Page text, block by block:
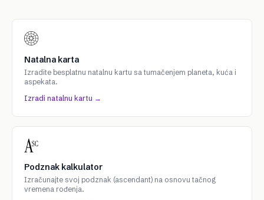
Natalna karta
Izradite besplatnu natalnu kartu sa tumačenjem planeta, kuća i
aspekata.
Izradi natalnu kartu →
Podznak kalkulator
Izračunajte svoj podznak (ascendant) na osnovu tačnog
vremena rođenja.